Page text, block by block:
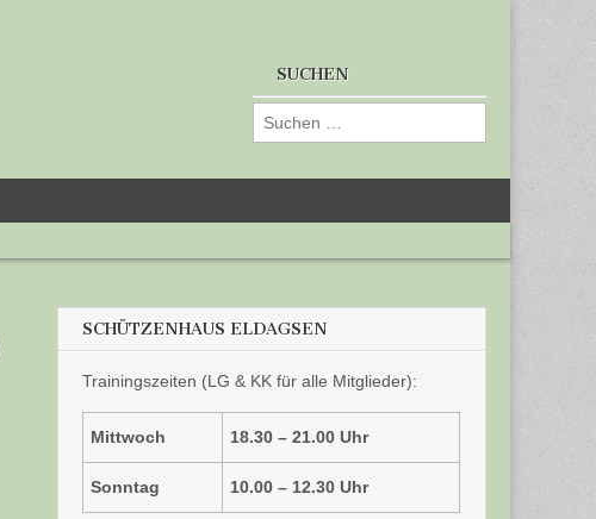
SUCHEN
Suchen
nach:
SCHÜTZENHAUS ELDAGSEN
Trainingszeiten (LG & KK für alle Mitglieder):
Mittwoch 18.30 – 21.00 Uhr
Sonntag 10.00 – 12.30 Uhr